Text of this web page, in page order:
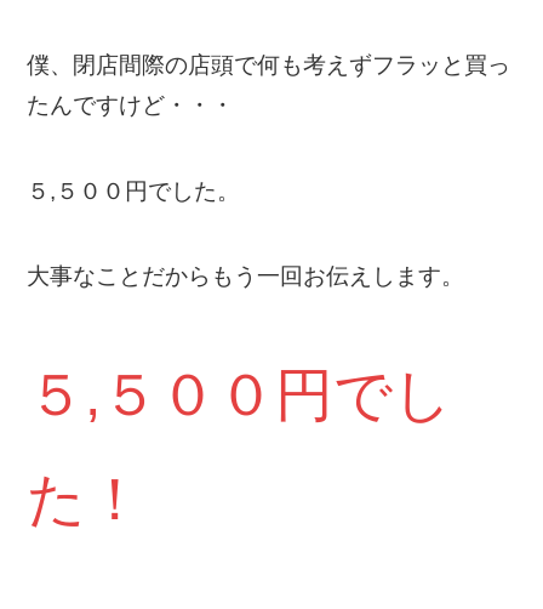
僕、閉店間際の店頭で何も考えずフラッと買っ
たんですけど・・・
５,５００円でした。
大事なことだからもう一回お伝えします。
５,５００円でし
た！